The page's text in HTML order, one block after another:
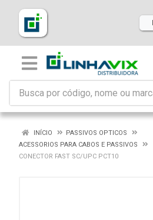
INÍCIO
PASSIVOS OPTICOS
ACESSORIOS PARA CABOS E PASSIVOS
CONECTOR FAST SC/UPC PCT10